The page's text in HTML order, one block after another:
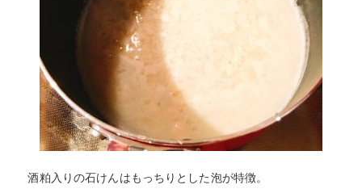
酒粕入りの石けんはもっちりとした泡が特徴。